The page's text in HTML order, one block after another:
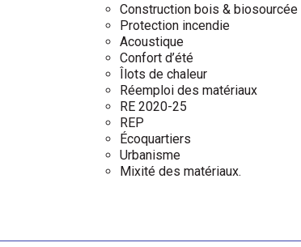
Construction bois & biosourcée
Protection incendie
Acoustique
Confort d’été
Îlots de chaleur
Réemploi des matériaux
RE 2020-25
REP
Écoquartiers
Urbanisme
Mixité des matériaux.